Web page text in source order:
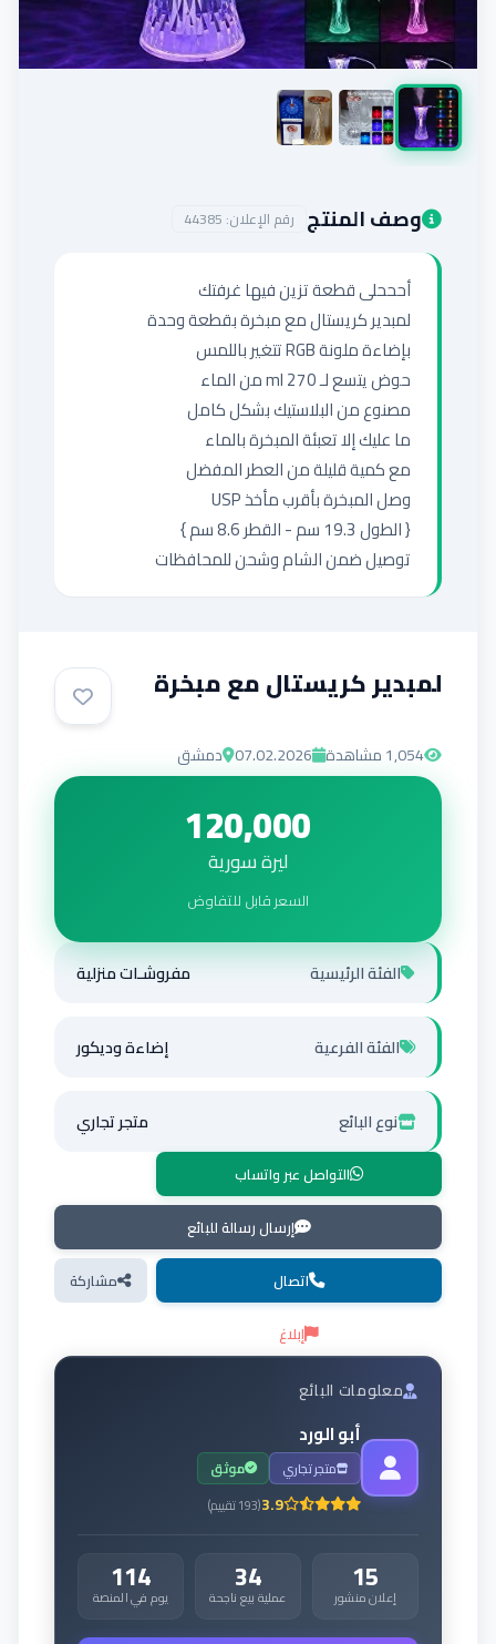
إضافة إعلان
وصف المنتج رقم الإعلان: 44385
توصيل ضمن الشام وشحن للمحافظات
لمبدير كريستال مع مبخرة
1,054مشاهدة 07.02.2026 دمشق
120,000
ليرة سورية
السعر قابل للتفاوض
الفئة الرئيسية مفروشـات منزلية
الفئة الفرعية إضاءة وديكور
نوع البائع متجر تجاري
التواصل عبر واتساب
إرسال رسالة للبائع
اتصال
مشاركة
إبلاغ
معلومات البائع
أبو الورد
متجر تجاري موثق
3.9
(
193تقييم)
15
إعلان منشور 34
عملية بيع ناجحة 114
يوم في المنصة